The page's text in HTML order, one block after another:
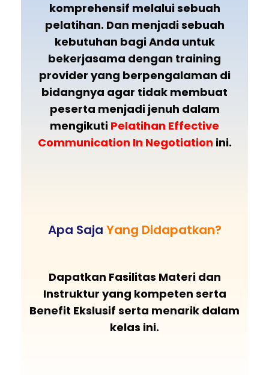
komprehensif melalui sebuah
pelatihan. Dan menjadi sebuah
kebutuhan bagi Anda untuk
bekerjasama dengan training
provider yang berpengalaman di
bidangnya agar tidak membuat
peserta menjadi jenuh dalam
mengikuti Pelatihan Effective
Communication In Negotiation ini.
Apa Saja Yang Didapatkan?
Dapatkan Fasilitas Materi dan
Instruktur yang kompeten serta
Benefit Ekslusif serta menarik dalam
kelas ini.